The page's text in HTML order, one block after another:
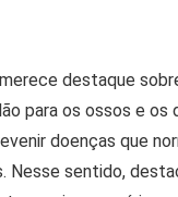
destaque
para os ossos e os
doenças que
Nesse sentido,